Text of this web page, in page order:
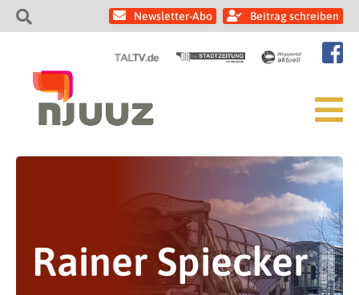
Newsletter-Abo Beitrag schreiben
Rainer Spiecker